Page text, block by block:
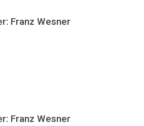
Franz Wesner
Franz Wesner